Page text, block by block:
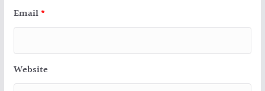
Email *
Website